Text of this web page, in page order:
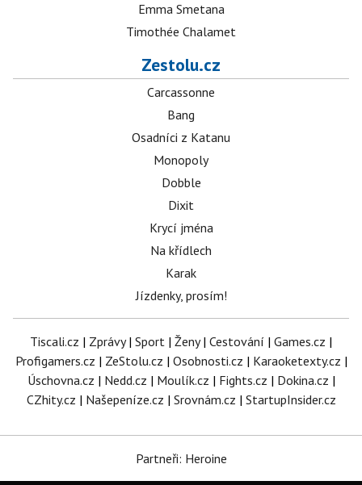
Emma Smetana
Timothée Chalamet
Zestolu.cz
Carcassonne
Bang
Osadníci z Katanu
Monopoly
Dobble
Dixit
Krycí jména
Na křídlech
Karak
Jízdenky, prosím!
Tiscali.cz | Zprávy| Sport | Ženy| Cestování | Games.cz |
Profigamers.cz | ZeStolu.cz | Osobnosti.cz | Karaoketexty.cz |
Úschovna.cz | Nedd.cz | Moulík.cz | Fights.cz | Dokina.cz |
CZhity.cz | Našepeníze.cz | Srovnám.cz | StartupInsider.cz
Partneři: Heroine